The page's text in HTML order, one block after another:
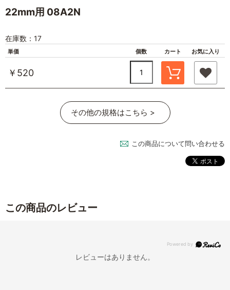
22mm用 08A2N
在庫数：17
単価 個数 カート お気に入り
￥520
その他の規格はこちら >
この商品について問い合わせる
この商品のレビュー
レビューはありません。